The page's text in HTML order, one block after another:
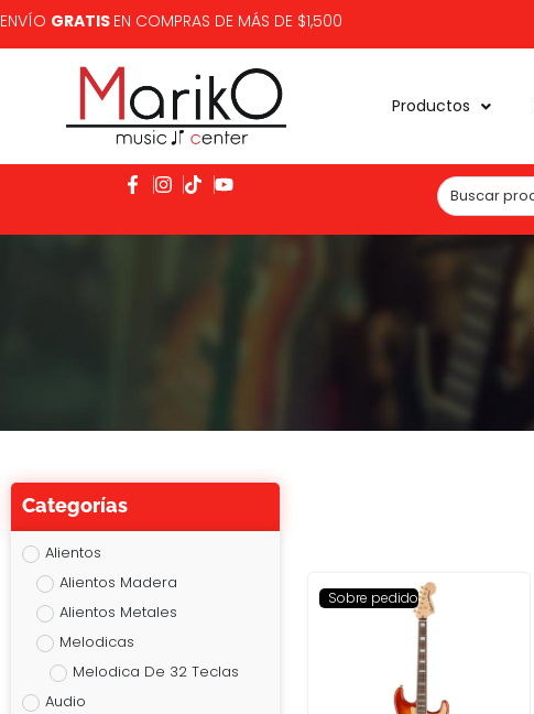
ENVÍO GRATIS EN COMPRAS DE MÁS DE $1,500
Productos
Categorías
Alientos
Alientos Madera
Alientos Metales
Melodicas
Melodica De 32 Teclas
Audio
Sobre pedido